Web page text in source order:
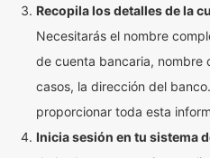
Recopila los detalles de la
Necesitarás el nombre
de cuenta bancaria, nombre
casos, la dirección del
proporcionar toda esta
Inicia sesión en tu sistema